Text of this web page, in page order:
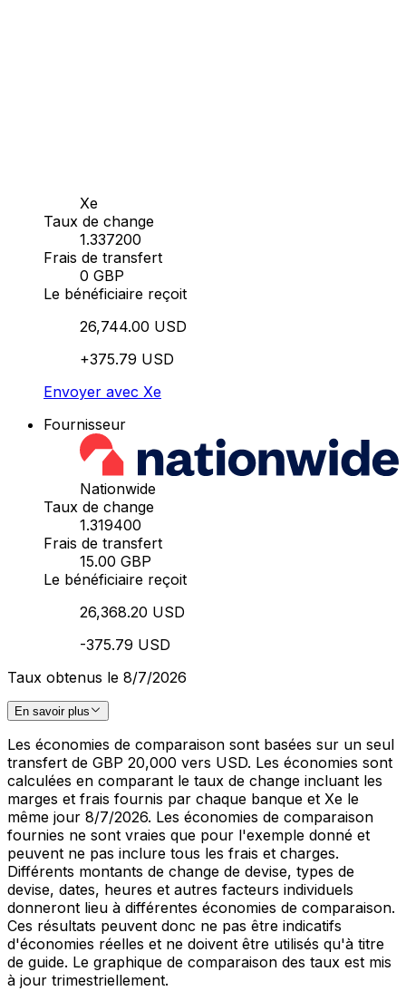
Xe
Taux de change
1.337200
Frais de transfert
0 GBP
Le bénéficiaire reçoit
26,744.00 USD
+375.79 USD
Envoyer avec Xe
Fournisseur
Nationwide
Taux de change
1.319400
Frais de transfert
15.00 GBP
Le bénéficiaire reçoit
26,368.20 USD
-375.79 USD
Taux obtenus le 8/7/2026
En savoir plus
Les économies de comparaison sont basées sur un seul
transfert de GBP 20,000 vers USD. Les économies sont
calculées en comparant le taux de change incluant les
marges et frais fournis par chaque banque et Xe le
même jour 8/7/2026. Les économies de comparaison
fournies ne sont vraies que pour l'exemple donné et
peuvent ne pas inclure tous les frais et charges.
Différents montants de change de devise, types de
devise, dates, heures et autres facteurs individuels
donneront lieu à différentes économies de comparaison.
Ces résultats peuvent donc ne pas être indicatifs
d'économies réelles et ne doivent être utilisés qu'à titre
de guide. Le graphique de comparaison des taux est mis
à jour trimestriellement.